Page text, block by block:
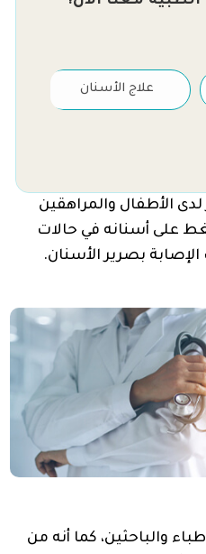
علاج الأسنان
الأطفال والمراهقين
على أسنانه في حالات
بصرير الأسنان.
والباحثين، كما أنه من